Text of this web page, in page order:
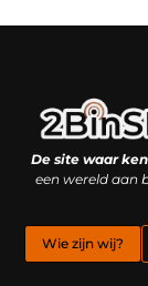
De site waar
een wereld aan
Wie zijn wij?